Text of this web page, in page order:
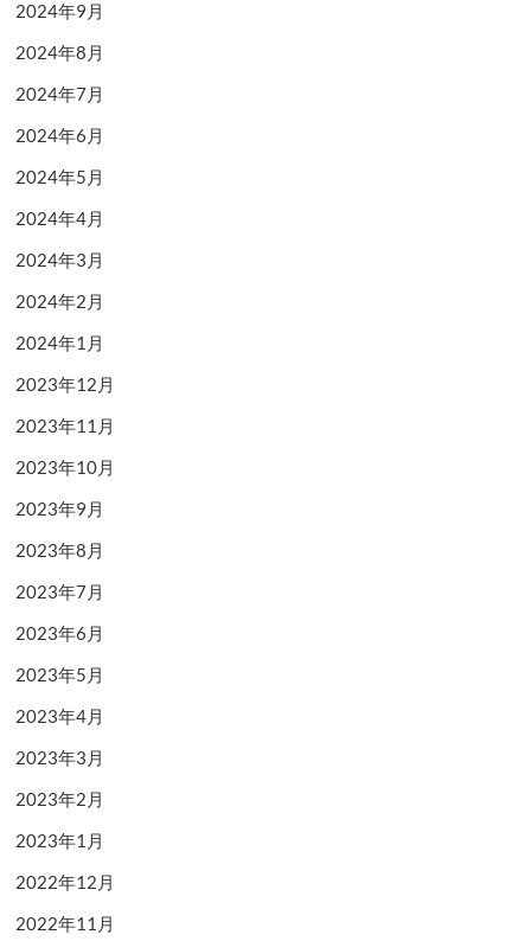
2024年9月
2024年8月
2024年7月
2024年6月
2024年5月
2024年4月
2024年3月
2024年2月
2024年1月
2023年12月
2023年11月
2023年10月
2023年9月
2023年8月
2023年7月
2023年6月
2023年5月
2023年4月
2023年3月
2023年2月
2023年1月
2022年12月
2022年11月